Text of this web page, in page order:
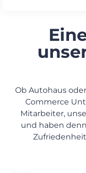
Ob Autohaus
Commerce
Mitarbeiter,
und haben